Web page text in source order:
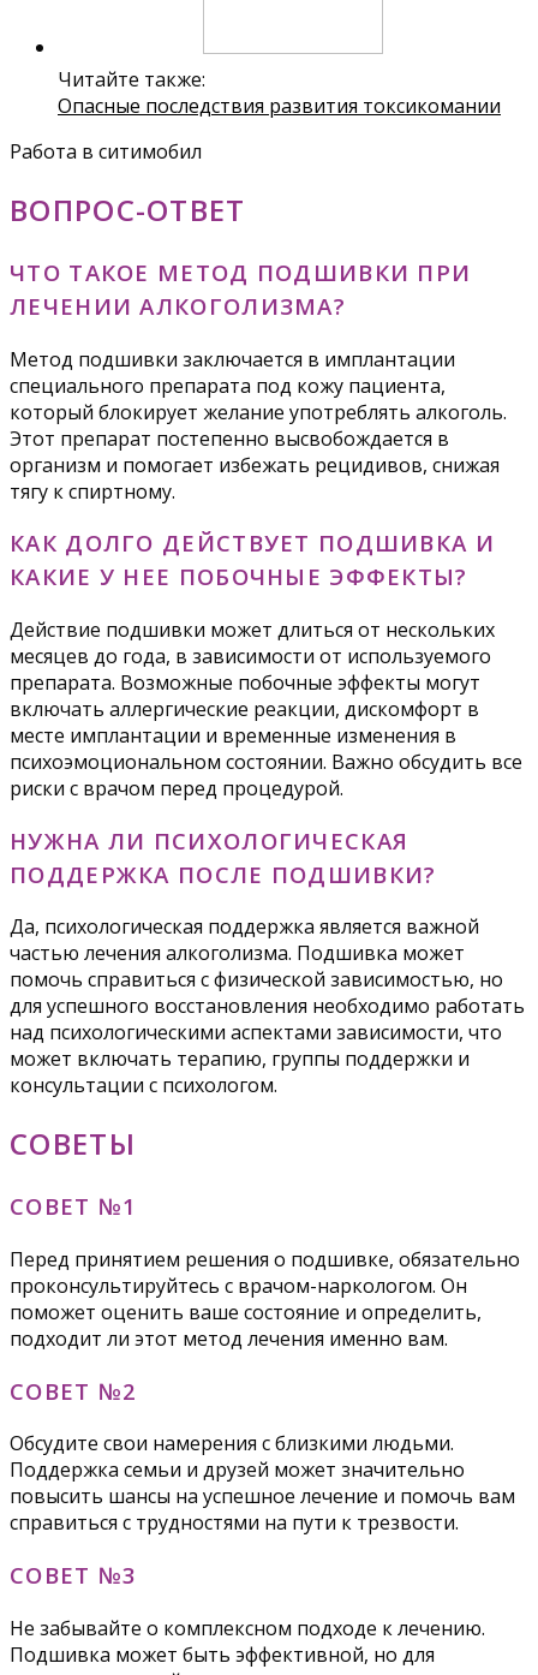
Читайте также:
Опасные последствия развития токсикомании
Работа в ситимобил
ВОПРОС-ОТВЕТ
ЧТО ТАКОЕ МЕТОД ПОДШИВКИ ПРИ
ЛЕЧЕНИИ АЛКОГОЛИЗМА?
Метод подшивки заключается в имплантации
специального препарата под кожу пациента,
который блокирует желание употреблять алкоголь.
Этот препарат постепенно высвобождается в
организм и помогает избежать рецидивов, снижая
тягу к спиртному.
КАК ДОЛГО ДЕЙСТВУЕТ ПОДШИВКА И
КАКИЕ У НЕЕ ПОБОЧНЫЕ ЭФФЕКТЫ?
Действие подшивки может длиться от нескольких
месяцев до года, в зависимости от используемого
препарата. Возможные побочные эффекты могут
включать аллергические реакции, дискомфорт в
месте имплантации и временные изменения в
психоэмоциональном состоянии. Важно обсудить все
риски с врачом перед процедурой.
НУЖНА ЛИ ПСИХОЛОГИЧЕСКАЯ
ПОДДЕРЖКА ПОСЛЕ ПОДШИВКИ?
Да, психологическая поддержка является важной
частью лечения алкоголизма. Подшивка может
помочь справиться с физической зависимостью, но
для успешного восстановления необходимо работать
над психологическими аспектами зависимости, что
может включать терапию, группы поддержки и
консультации с психологом.
СОВЕТЫ
СОВЕТ №1
Перед принятием решения о подшивке, обязательно
проконсультируйтесь с врачом-наркологом. Он
поможет оценить ваше состояние и определить,
подходит ли этот метод лечения именно вам.
СОВЕТ №2
Обсудите свои намерения с близкими людьми.
Поддержка семьи и друзей может значительно
повысить шансы на успешное лечение и помочь вам
справиться с трудностями на пути к трезвости.
СОВЕТ №3
Не забывайте о комплексном подходе к лечению.
Подшивка может быть эффективной, но для